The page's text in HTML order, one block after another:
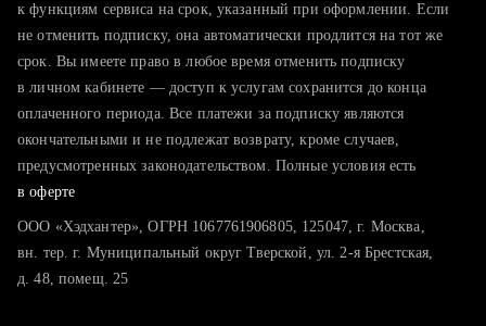
к функциям сервиса на срок, указанный при оформлении. Если
не отменить подписку, она автоматически продлится на тот же
срок. Вы имеете право в любое время отменить подписку
в личном кабинете — доступ к услугам сохранится до конца
оплаченного периода. Все платежи за подписку являются
окончательными и не подлежат возврату, кроме случаев,
предусмотренных законодательством. Полные условия есть
в оферте
ООО «Хэдхантер», ОГРН 1067761906805, 125047, г. Москва,
вн. тер. г. Муниципальный округ Тверской, ул. 2-я Брестская,
д. 48, помещ. 25